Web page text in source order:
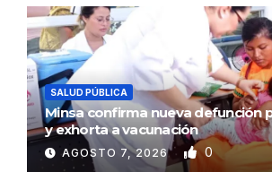
SALUD PÚBLICA
Minsa confirma nueva defunción
y exhorta a vacunación
AGOSTO 7, 2026 0